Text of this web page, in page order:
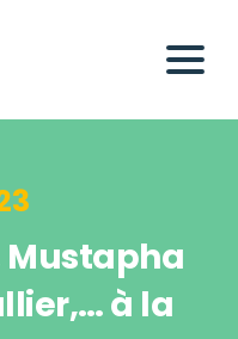
Mustapha
à la